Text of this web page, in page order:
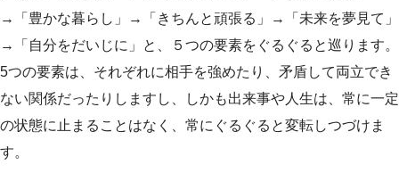
→「豊かな暮らし」→「きちんと頑張る」→「未来を夢見て」
→「自分をだいじに」と、５つの要素をぐるぐると巡ります。
5つの要素は、それぞれに相手を強めたり、矛盾して両立でき
ない関係だったりしますし、しかも出来事や人生は、常に一定
の状態に止まることはなく、常にぐるぐると変転しつづけま
す。